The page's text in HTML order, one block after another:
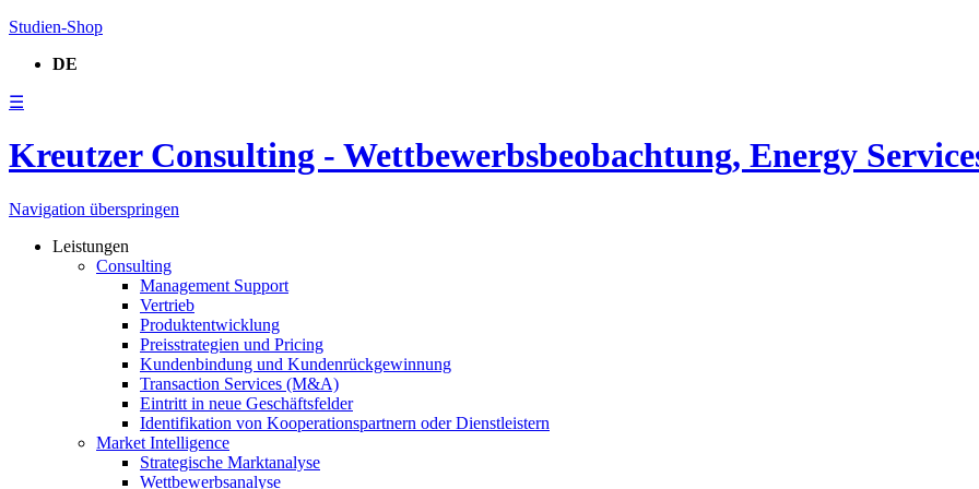
Studien-Shop
DE
☰
Kreutzer Consulting - Wettbewerbsbeobachtung, Energy
Navigation überspringen
Leistungen
Consulting
Management Support
Vertrieb
Produktentwicklung
Preisstrategien und Pricing
Kundenbindung und Kundenrückgewinnung
Transaction Services (M&A)
Eintritt in neue Geschäftsfelder
Identifikation von Kooperationspartnern oder Dienstleistern
Market Intelligence
Strategische Marktanalyse
Wettbewerbsanalyse